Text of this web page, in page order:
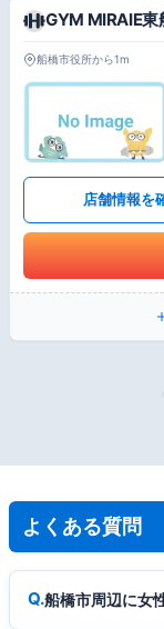
GYM MIRAIE東
船橋市役所から1m
店舗情報を
よくある質問
船橋市周辺に女